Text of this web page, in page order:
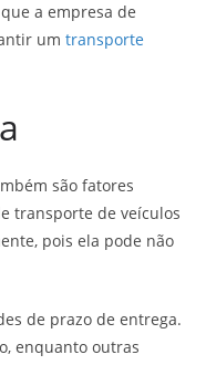
a empresa de
um transporte
são fatores
transporte de veículos
pois ela pode não
de prazo de entrega.
enquanto outras